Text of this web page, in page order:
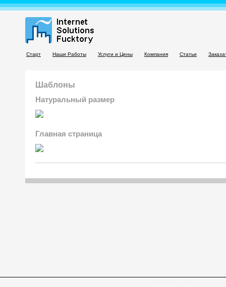
Старт Наши Работы Услуги и Цены Компания Статьи
Шаблоны
Натуральный размер
Главная страница